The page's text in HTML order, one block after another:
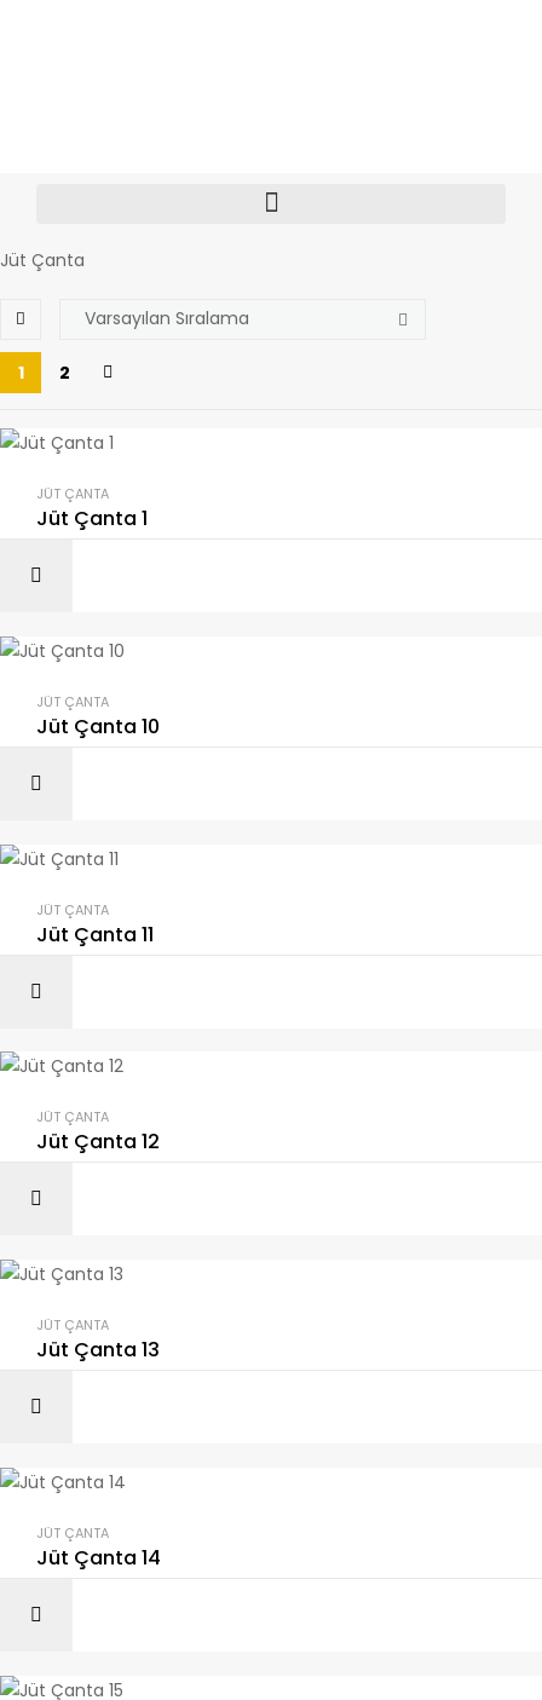
Jüt Çanta
1 2
JÜT ÇANTA
Jüt Çanta 1
JÜT ÇANTA
Jüt Çanta 10
JÜT ÇANTA
Jüt Çanta 11
JÜT ÇANTA
Jüt Çanta 12
JÜT ÇANTA
Jüt Çanta 13
JÜT ÇANTA
Jüt Çanta 14